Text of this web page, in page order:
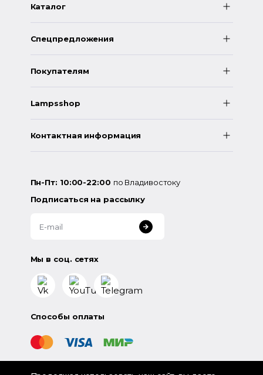
Каталог
Спецпредложения
Покупателям
Lampsshop
Контактная информация
Пн-Пт: 10:00-22:00 по Владивостоку
Подписаться на рассылку
Мы в соц. сетях
Способы оплаты